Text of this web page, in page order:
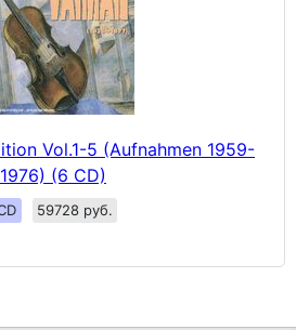
Vol.1-5 (Aufnahmen 1959-
1976) (6 CD)
59728 руб.